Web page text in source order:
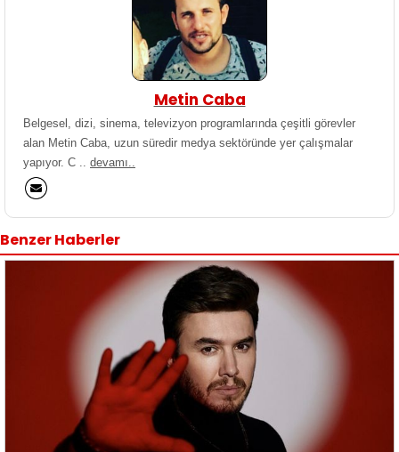
Metin Caba
Belgesel, dizi, sinema, televizyon programlarında çeşitli görevler
alan Metin Caba, uzun süredir medya sektöründe yer çalışmalar
yapıyor. C .. devamı..
Benzer Haberler